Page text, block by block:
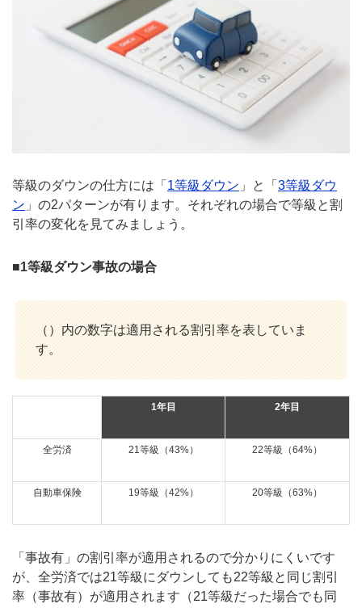
等級のダウンの仕方には「 1等級ダウン 」と「 3等級ダウ
ン 」の2パターンが有ります。それぞれの場合で等級と割
引率の変化を見てみましょう。
■1等級ダウン事故の場合
（）内の数字は適用される割引率を表していま
す。
1年目 2年目
全労済 21等級（43%） 22等級（64%）
自動車保険 19等級（42%） 20等級（63%）
「事故有」の割引率が適用されるので分かりにくいです
が、全労済では21等級にダウンしても22等級と同じ割引
率（事故有）が適用されます（21等級だった場合でも同